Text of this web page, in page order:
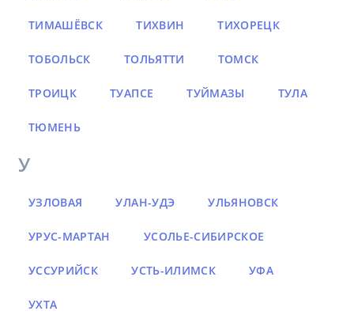
ТИМАШЁВСК ТИХВИН ТИХОРЕЦК
ТОБОЛЬСК ТОЛЬЯТТИ ТОМСК
ТРОИЦК ТУАПСЕ ТУЙМАЗЫ ТУЛА
ТЮМЕНЬ
У
УЗЛОВАЯ УЛАН-УДЭ УЛЬЯНОВСК
УРУС-МАРТАН УСОЛЬЕ-СИБИРСКОЕ
УССУРИЙСК УСТЬ-ИЛИМСК УФА
УХТА